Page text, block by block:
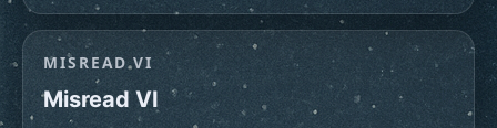
MISREAD VI
Misread VI